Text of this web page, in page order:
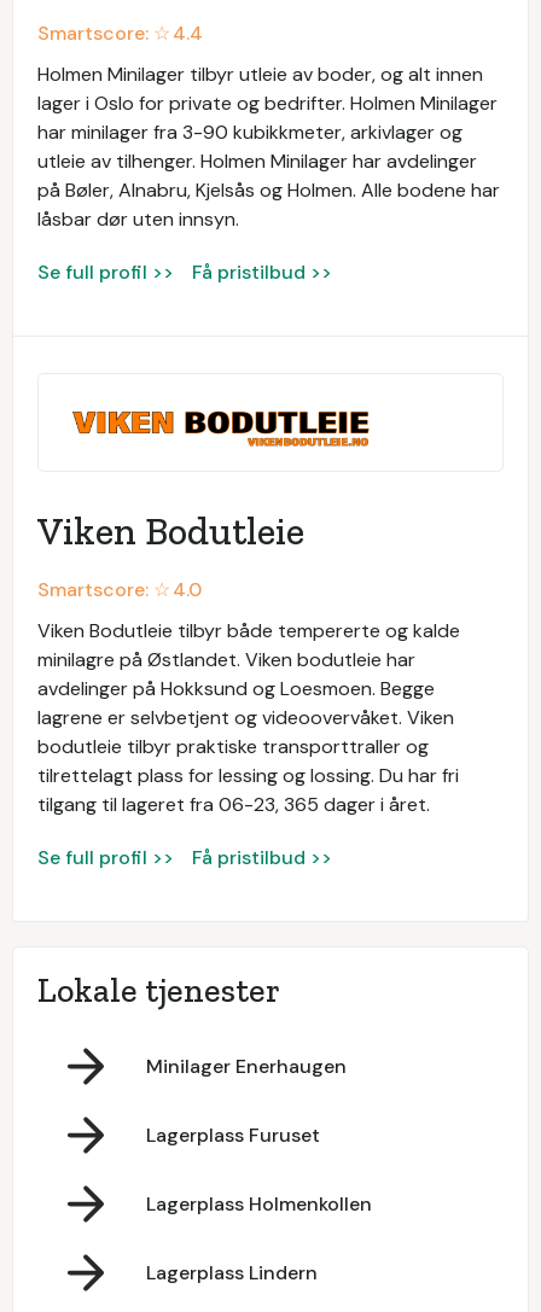
Smartscore: ☆4.4
Holmen Minilager tilbyr utleie av boder, og alt innen
lager i Oslo for private og bedrifter. Holmen Minilager
har minilager fra 3-90 kubikkmeter, arkivlager og
utleie av tilhenger. Holmen Minilager har avdelinger
på Bøler, Alnabru, Kjelsås og Holmen. Alle bodene har
låsbar dør uten innsyn.
Se full profil >> Få pristilbud >>
Viken Bodutleie
Smartscore: ☆4.0
Viken Bodutleie tilbyr både tempererte og kalde
minilagre på Østlandet. Viken bodutleie har
avdelinger på Hokksund og Loesmoen. Begge
lagrene er selvbetjent og videoovervåket. Viken
bodutleie tilbyr praktiske transporttraller og
tilrettelagt plass for lessing og lossing. Du har fri
tilgang til lageret fra 06-23, 365 dager i året.
Se full profil >> Få pristilbud >>
Lokale tjenester
Minilager Enerhaugen
Lagerplass Furuset
Lagerplass Holmenkollen
Lagerplass Lindern